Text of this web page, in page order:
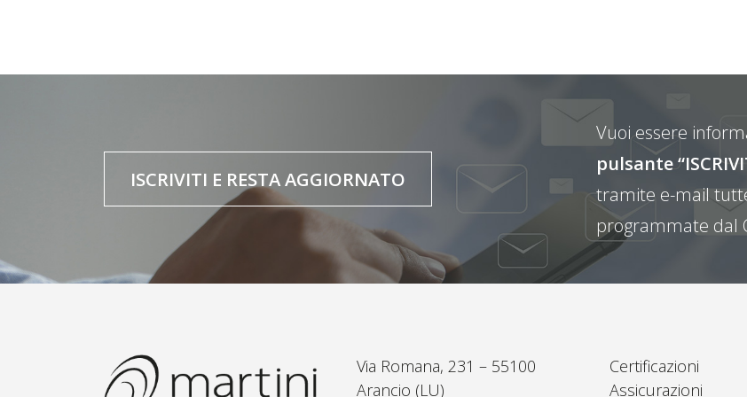
ISCRIVITI E RESTA AGGIORNATO
Vuoi essere
pulsante
tramite e-mail
programmate dal
Via Romana, 231 – 55100
Arancio (LU)
Certificazioni
Assicurazioni